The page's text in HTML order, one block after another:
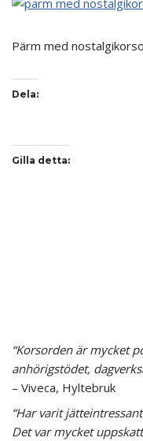
Pärm med
Dela:
Gilla detta:
“Korsorden är mycket
anhörigstödet,
– Viveca, Hyltebruk
“Har varit
Det var mycket